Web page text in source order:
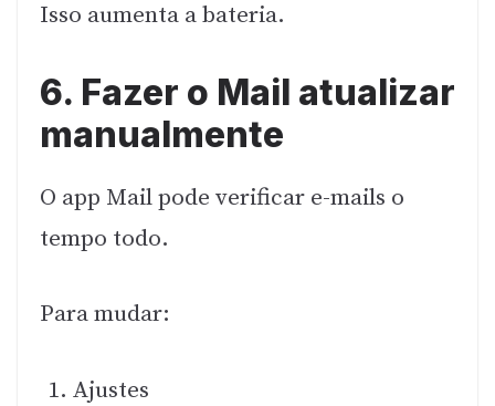
Isso aumenta a bateria.
6. Fazer o Mail atualizar
manualmente
O app Mail pode verificar e-mails o
tempo todo.
Para mudar:
Ajustes